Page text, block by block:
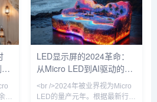
超
三
缝
场
超
实验室走向量产线，三星、
LG、京东方等巨头相继推出像
素间距低于0.3mm的商用产品。
行业分析师指出，传统DIP直插
式LED已基本退出室内应用，
COB（板上芯片）与MIP（微缩
化封装）技术路线之争进入白热
DCI认证
年
LED显示屏的2024革命：
从Micro LED到AI驱动的智
能像素，千亿市场迎来爆发
前夜
<br />2024年被业界视为Micro
LED的量产元年。根据最新行业